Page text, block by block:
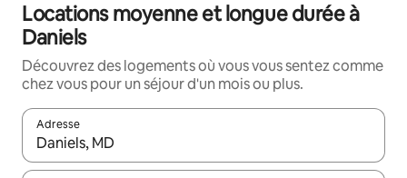
Locations moyenne et longue durée à
Daniels
Découvrez des logements où vous vous sentez comme
chez vous pour un séjour d'un mois ou plus.
Adresse
Lorsque les résultats s'affichent, utilisez les flèches vers le